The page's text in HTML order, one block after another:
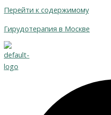
Перейти к содержимому
Гирудотерапия в Москве